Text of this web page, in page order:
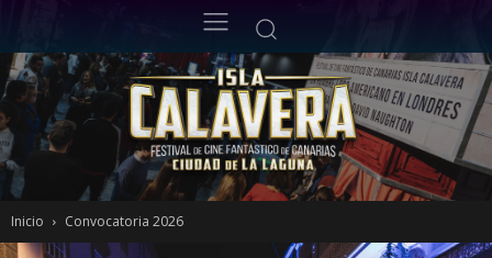
Inicio Convocatoria 2026